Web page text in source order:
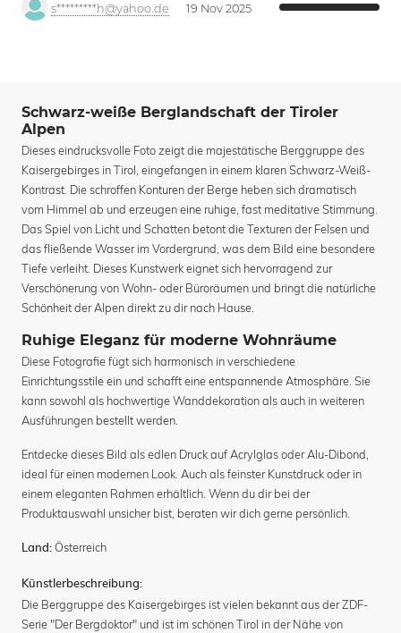
s*********h@yahoo.de 19 Nov 2025
Schwarz-weiße Berglandschaft der Tiroler
Alpen
Dieses eindrucksvolle Foto zeigt die majestätische Berggruppe des
Kaisergebirges in Tirol, eingefangen in einem klaren Schwarz-Weiß-
Kontrast. Die schroffen Konturen der Berge heben sich dramatisch
vom Himmel ab und erzeugen eine ruhige, fast meditative Stimmung.
Das Spiel von Licht und Schatten betont die Texturen der Felsen und
das fließende Wasser im Vordergrund, was dem Bild eine besondere
Tiefe verleiht. Dieses Kunstwerk eignet sich hervorragend zur
Verschönerung von Wohn- oder Büroräumen und bringt die natürliche
Schönheit der Alpen direkt zu dir nach Hause.
Ruhige Eleganz für moderne Wohnräume
Diese Fotografie fügt sich harmonisch in verschiedene
Einrichtungsstile ein und schafft eine entspannende Atmosphäre. Sie
kann sowohl als hochwertige Wanddekoration als auch in weiteren
Ausführungen bestellt werden.
Entdecke dieses Bild als edlen Druck auf Acrylglas oder Alu-Dibond,
ideal für einen modernen Look. Auch als feinster Kunstdruck oder in
einem eleganten Rahmen erhältlich. Wenn du dir bei der
Produktauswahl unsicher bist, beraten wir dich gerne persönlich.
Land: Österreich
Künstlerbeschreibung:
Die Berggruppe des Kaisergebirges ist vielen bekannt aus der ZDF-
Serie "Der Bergdoktor" und ist im schönen Tirol in der Nähe von